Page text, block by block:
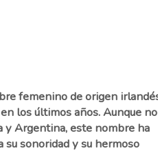
femenino de origen
los últimos años. Aunque
y Argentina, este nombre ha
su sonoridad y su hermoso